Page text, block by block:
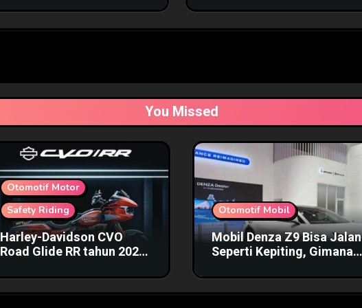
You Missed
Otomotif Motor
Safety Riding
Harley-Davidson CVO
Road Glide RR tahun 2025
Otomotif Mobil
Mobil Denza Z9 Bisa Jalan
Seperti Kepiting, Gimana